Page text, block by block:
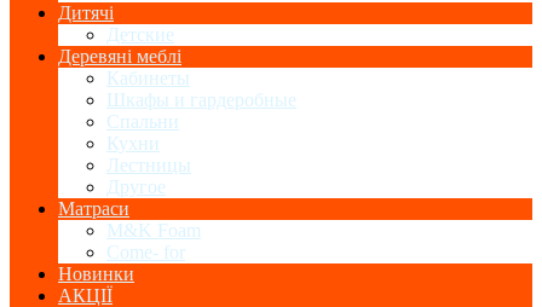
Дитячі
Детские
Деревяні меблі
Кабинеты
Шкафы и гардеробные
Спальни
Кухни
Лестницы
Другое
Матраси
M&K Foam
Come- for
Новинки
АКЦІЇ